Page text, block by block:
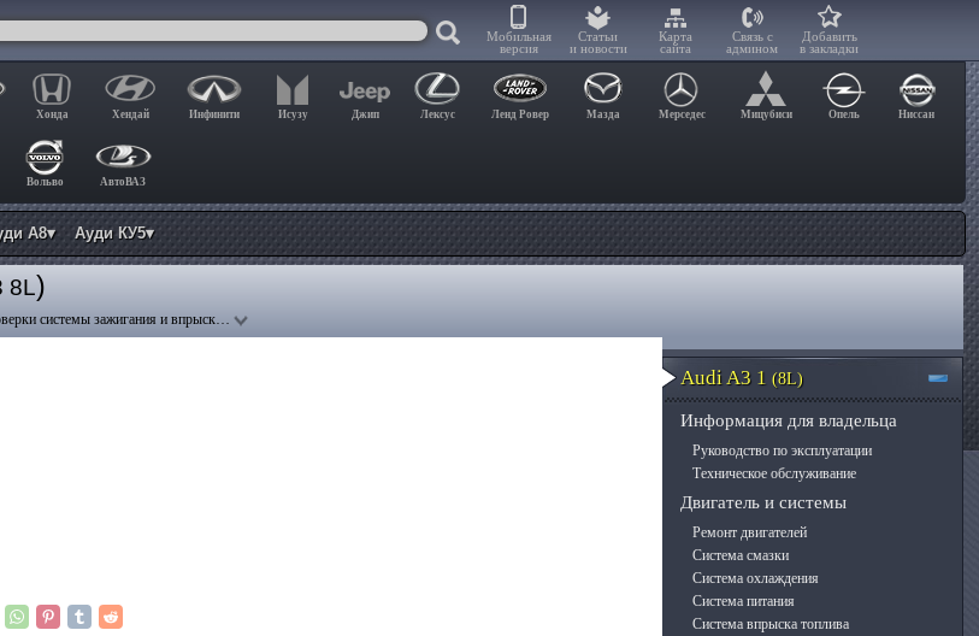
Мобильная
версия
Статьи
и новости
Карта
сайта
Связь с
админом
Добавить
в закладки
Хонда Хендай Инфинити Исузу Джип Лексус Ленд Ровер Мазда Мерседес Мицубиси Опель Ниссан
Вольво АвтоВАЗ
А8▾ Ауди КУ5▾
8L)
системы зажигания и впрыск…
Audi A3 1 (8L)
Информация для владельца
Руководство по эксплуатации
Техническое обслуживание
Двигатель и системы
Ремонт двигателей
Система смазки
Система охлаждения
Система питания
Система впрыска топлива